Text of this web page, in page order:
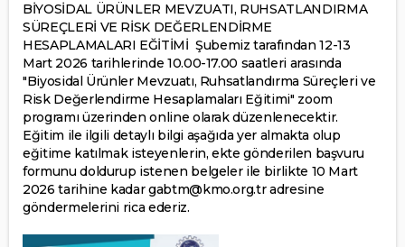
BİYOSİDAL ÜRÜNLER MEVZUATI, RUHSATLANDIRMA
SÜREÇLERİ VE RİSK DEĞERLENDİRME
HESAPLAMALARI EĞİTİMİ Şubemiz tarafından 12-13
Mart 2026 tarihlerinde 10.00-17.00 saatleri arasında
"Biyosidal Ürünler Mevzuatı, Ruhsatlandırma Süreçleri ve
Risk Değerlendirme Hesaplamaları Eğitimi" zoom
programı üzerinden online olarak düzenlenecektir.
Eğitim ile ilgili detaylı bilgi aşağıda yer almakta olup
eğitime katılmak isteyenlerin, ekte gönderilen başvuru
formunu doldurup istenen belgeler ile birlikte 10 Mart
2026 tarihine kadar gabtm@kmo.org.tr adresine
göndermelerini rica ederiz.